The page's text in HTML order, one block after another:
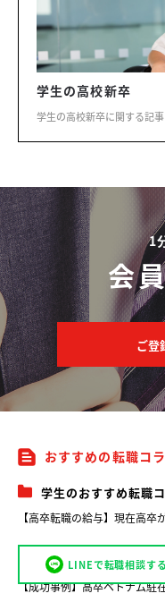
学生の高校新卒
学生の高校新卒に関する記
1
会
ご登
LINEで転職相談する
おすすめの転職コ
学生のおすすめ転職
【高卒転職の給与】現在高
観光・語学系のおす
【成功事例】高卒ベトナム駐